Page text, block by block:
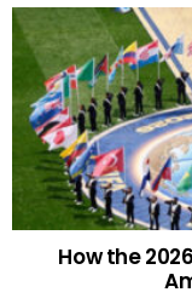
How the